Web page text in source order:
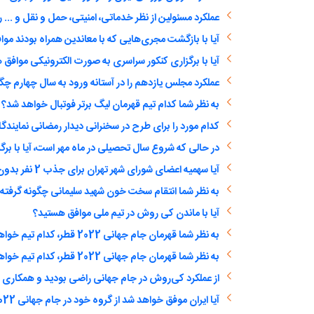
آیا با بازگشت مجری‌هایی که با معاندین همراه بودند
آیا با برگزاری کنکور سراسری به صورت الکترونیکی
عملکرد مجلس یازدهم را در آستانه ورود به سال چهارم
به نظر شما کدام تیم قهرمان لیگ برتر فوتبال خواهد شد؟
به نظر شما انتقام سخت خون شهید سلیمانی چگونه
آیا با ماندن کی روش در تیم ملی موافق هستید؟
به نظر شما قهرمان جام جهانی 2022 قطر، کدام تیم خواهد بود؟
به نظر شما قهرمان جام جهانی 2022 قطر، کدام تیم خواهد بود؟
از عملکرد کی‌روش در جام جهانی راضی بودید و همکاری
آیا ایران موفق خواهد شد از گروه خود در جام جهانی 2022 قطر صعود کند؟